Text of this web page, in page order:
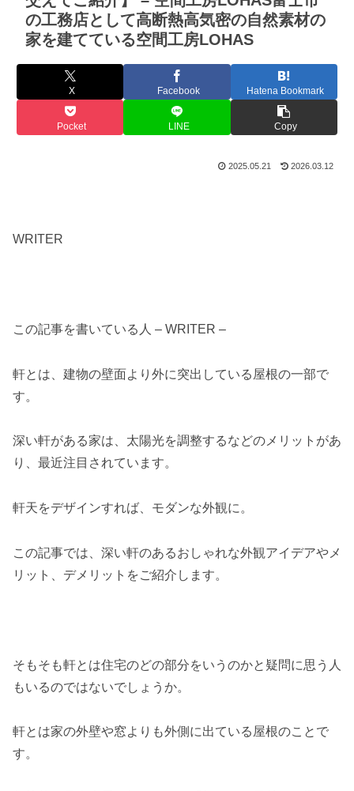
の工務店として高断熱高気密の自然素材の
家を建てている空間工房LOHAS
X Facebook Hatena Bookmark
Pocket LINE Copy
2025.05.21 2026.03.12
WRITER
この記事を書いている人 – WRITER –
軒とは、建物の壁面より外に突出している屋根の一部で
す。
深い軒がある家は、太陽光を調整するなどのメリットがあ
り、最近注目されています。
軒天をデザインすれば、モダンな外観に。
この記事では、深い軒のあるおしゃれな外観アイデアやメ
リット、デメリットをご紹介します。
そもそも軒とは住宅のどの部分をいうのかと疑問に思う人
もいるのではないでしょうか。
軒とは家の外壁や窓よりも外側に出ている屋根のことで
す。